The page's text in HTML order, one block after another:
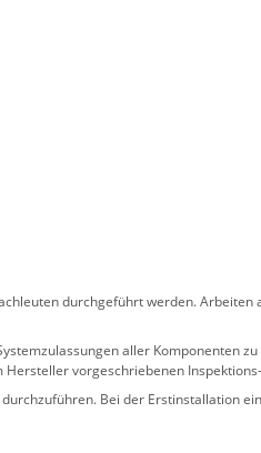
durchgeführt werden. Arbeiten
aller Komponenten
vorgeschriebenen
Bei der Erstinstallation